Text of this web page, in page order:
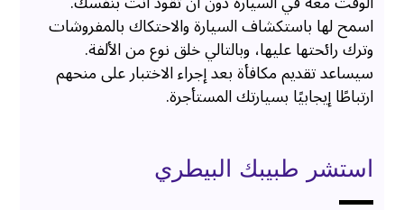
اسمح لها باستكشاف السيارة والاحتكاك بالمفروشات
وترك رائحتها عليها، وبالتالي خلق نوع من الألفة.
سيساعد تقديم مكافأة بعد إجراء الاختبار على منحهم
ارتباطًا إيجابيًا بسيارتك المستأجرة.
استشر طبيبك البيطري